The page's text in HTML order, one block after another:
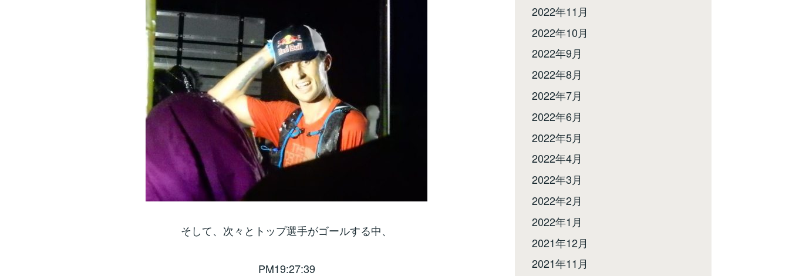
そして、次々とトップ選手がゴールする中、
PM19:27:39
2022年11月
2022年10月
2022年9月
2022年8月
2022年7月
2022年6月
2022年5月
2022年4月
2022年3月
2022年2月
2022年1月
2021年12月
2021年11月